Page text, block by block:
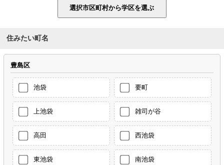
住みたい町名
豊島区
池袋 要町
上池袋 雑司が谷
高田 西池袋
東池袋 南池袋